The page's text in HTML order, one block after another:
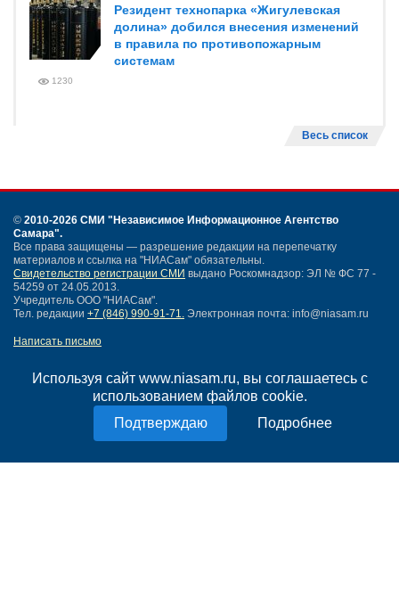
Используя сайт www.niasam.ru, вы соглашаетесь с
использованием файлов cookie.
Подробнее
Резидент технопарка «Жигулевская
долина» добился внесения изменений
в правила по противопожарным
системам
1230
Весь список
© 2010-2026 СМИ "Независимое Информационное Агентство
Самара".
Все права защищены — разрешение редакции на перепечатку
материалов и ссылка на "НИАСам" обязательны.
Свидетельство регистрации СМИ выдано Роскомнадзор: ЭЛ № ФС 77 -
54259 от 24.05.2013.
Учредитель ООО "НИАСам".
Тел. редакции +7 (846) 990-91-71. Электронная почта: info@niasam.ru
Написать письмо
Нашли ошибку?
Политика конфиденциальности